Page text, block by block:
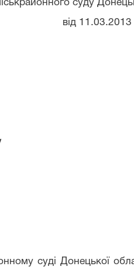
суду
від 11.03.2013
судіДонецької